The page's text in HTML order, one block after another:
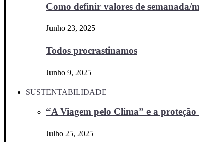
Como definir valores de semanada/
Junho 23, 2025
Todos procrastinamos
Junho 9, 2025
SUSTENTABILIDADE
“A Viagem pelo Clima” e a proteção
Julho 25, 2025